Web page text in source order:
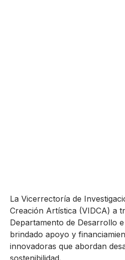
La Vicerrectoría de
Creación Artística (VIDCA) a
Departamento de Desarrollo
brindado apoyo y
innovadoras que abordan
sostenibilidad.